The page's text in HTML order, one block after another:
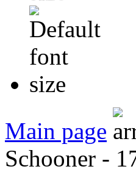
Main page
Schooner -